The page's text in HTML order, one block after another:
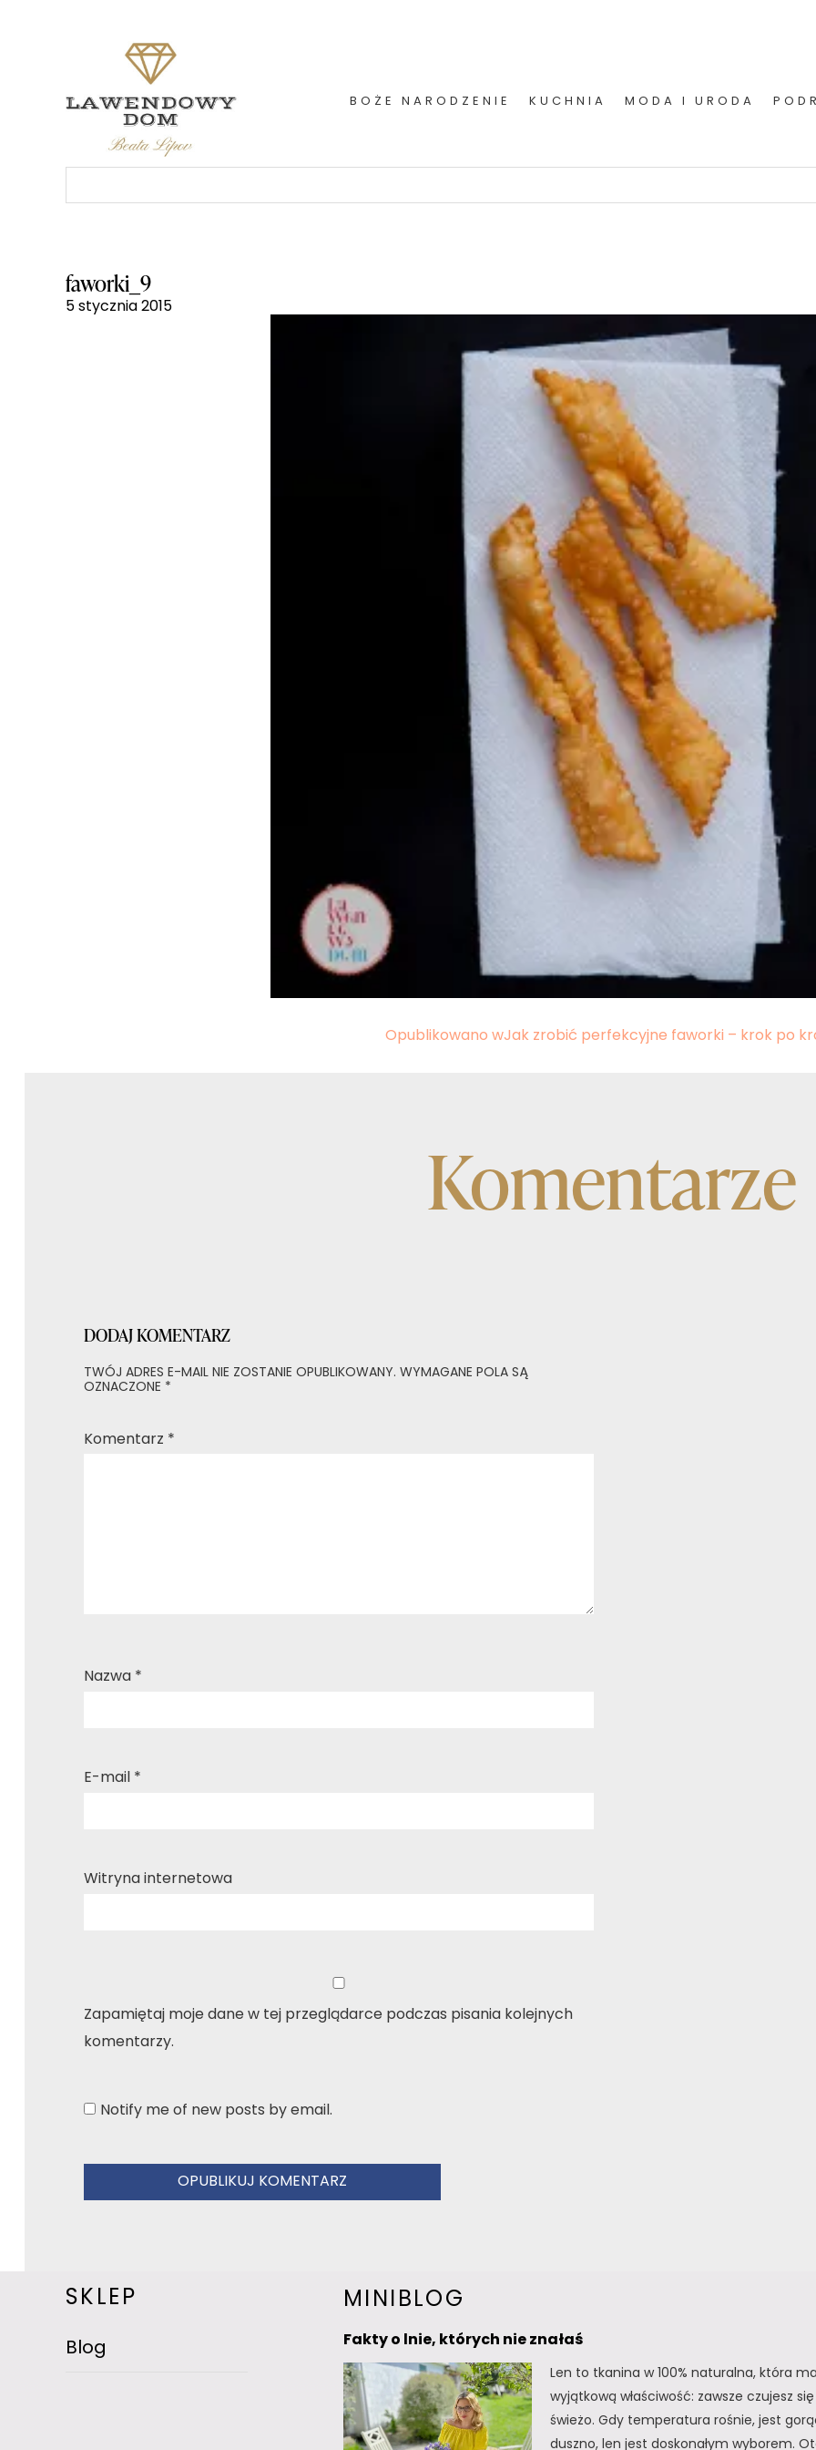
BOŻE NARODZENIE KUCHNIA MODA I URODA
faworki_9
5 stycznia 2015
Opublikowano wJak zrobić perfekcyjne faworki – krok po
Komentarze
DODAJ KOMENTARZ
TWÓJ ADRES E-MAIL NIE ZOSTANIE OPUBLIKOWANY. WYMAGANE POLA SĄ
OZNACZONE *
Komentarz *
Nazwa *
E-mail *
Witryna internetowa
Zapamiętaj moje dane w tej przeglądarce podczas pisania kolejnych
komentarzy.
Notify me of new posts by email.
SKLEP
Blog
MINIBLOG
Fakty o lnie, których nie znałaś
Len to tkanina w 100% naturalna, która
wyjątkową właściwość: zawsze czujesz
świeżo. Gdy temperatura rośnie, jest
duszno, len jest doskonałym wyborem.